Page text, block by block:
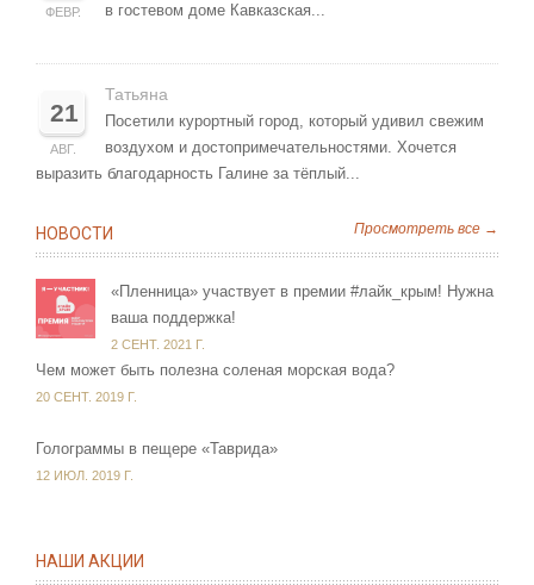
ФЕВР. в гостевом доме Кавказская...
21
АВГ.
Татьяна
Посетили курортный город, который удивил свежим
воздухом и достопримечательностями. Хочется
выразить благодарность Галине за тёплый...
НОВОСТИ Просмотреть все →
«Пленница» участвует в премии #лайк_крым! Нужна
ваша поддержка!
2 СЕНТ. 2021 Г.
Чем может быть полезна соленая морская вода?
20 СЕНТ. 2019 Г.
Голограммы в пещере «Таврида»
12 ИЮЛ. 2019 Г.
НАШИ АКЦИИ